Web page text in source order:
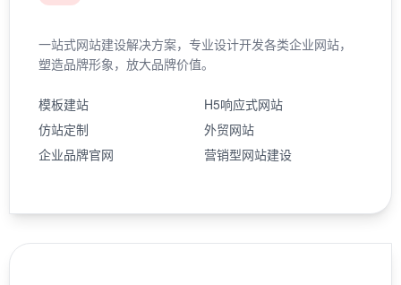
一站式网站建设解决方案，专业设计开发各类企业网站，
塑造品牌形象，放大品牌价值。
模板建站
H5响应式网站
仿站定制
外贸网站
企业品牌官网
营销型网站建设